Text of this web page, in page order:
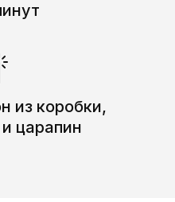
из коробки,
царапин
12 6/128